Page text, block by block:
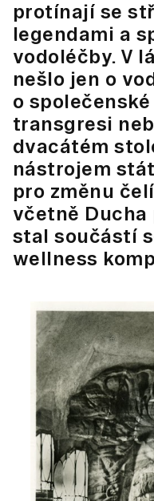
protínají se
legendami a
vodoléčby. V
nešlo jen o
o
transgresi
dvacátém
nástrojem
pro změnu
včetně Ducha
stal součástí
wellness